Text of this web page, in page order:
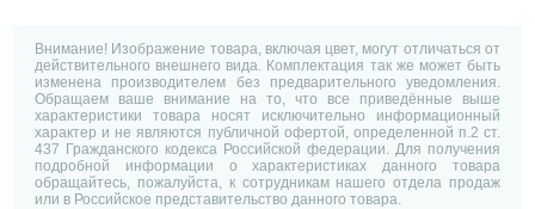
Внимание! Изображение товара, включая цвет, могут отличаться от
действительного внешнего вида. Комплектация так же может быть
изменена производителем без предварительного уведомления.
Обращаем ваше внимание на то, что все приведённые выше
характеристики товара носят исключительно информационный
характер и не являются публичной офертой, определенной п.2 ст.
437 Гражданского кодекса Российской федерации. Для получения
подробной информации о характеристиках данного товара
обращайтесь, пожалуйста, к сотрудникам нашего отдела продаж
или в Российское представительство данного товара.